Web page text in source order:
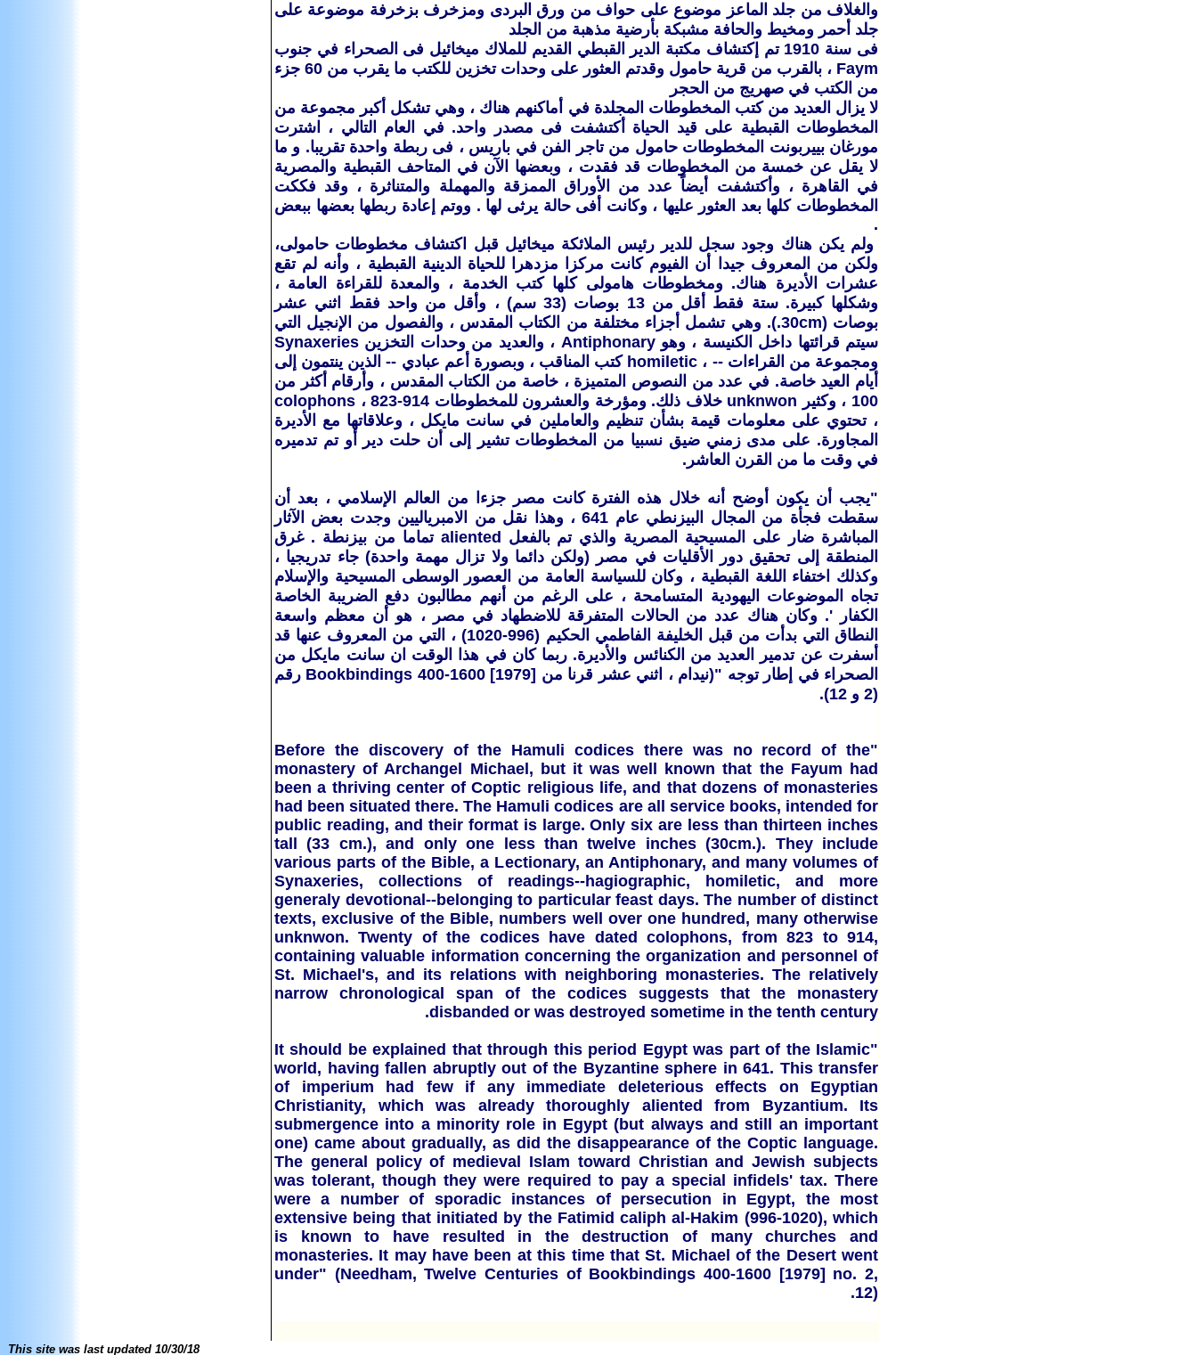
والغلاف من جلد الماعز موضوع على حواف من ورق البردى ومزخرف بزخرفة موضوعة على
جلد أحمر ومخيط والحافة مشبكة بأرضية مذهبة من الجلد
فى سنة 1910 تم إكتشاف مكتبة الدير القبطي القديم للملاك ميخائيل فى الصحراء في جنوب
Faym ، بالقرب من قرية حامول وقدتم العثور على وحدات تخزين للكتب ما يقرب من 60 جزء
من الكتب في صهريج من الحجر
لا يزال العديد من كتب المخطوطات المجلدة في أماكنهم هناك ، وهي تشكل أكبر مجموعة من
المخطوطات القبطية على قيد الحياة أكتشفت فى مصدر واحد. في العام التالي ، اشترت
مورغان بييربونت المخطوطات حامول من تاجر الفن في باريس ، فى ربطة واحدة تقريبا. و ما
لا يقل عن خمسة من المخطوطات قد فقدت ، وبعضها الآن في المتاحف القبطية والمصرية
في القاهرة ، وأكتشفت أيضاً عدد من الأوراق الممزقة والمهملة والمتناثرة ، وقد فككت
المخطوطات كلها بعد العثور عليها ، وكانت أفى حالة يرثى لها . ووتم إعادة ربطها بعضها ببعض
.
ولم يكن هناك وجود سجل للدير رئيس الملائكة ميخائيل قبل اكتشاف مخطوطات حامولى،
ولكن من المعروف جيدا أن الفيوم كانت مركزا مزدهرا للحياة الدينية القبطية ، وأنه لم تقع
عشرات الأديرة هناك. ومخطوطات هامولى كلها كتب الخدمة ، والمعدة للقراءة العامة ،
وشكلها كبيرة. ستة فقط أقل من 13 بوصات (33 سم) ، وأقل من واحد فقط اثني عشر
بوصات (30cm.). وهي تشمل أجزاء مختلفة من الكتاب المقدس ، والفصول من الإنجيل التي
سيتم قرائتها داخل الكنيسة ، وهو Antiphonary ، والعديد من وحدات التخزين Synaxeries
ومجموعة من القراءات -- ، homiletic كتب المناقب ، وبصورة أعم عبادي -- الذين ينتمون إلى
أيام العيد خاصة. في عدد من النصوص المتميزة ، خاصة من الكتاب المقدس ، وأرقام أكثر من
100 ، وكثير unknwon خلاف ذلك. ومؤرخة والعشرون للمخطوطات colophons ، 823-914
، تحتوي على معلومات قيمة بشأن تنظيم والعاملين في سانت مايكل ، وعلاقاتها مع الأديرة
المجاورة. على مدى زمني ضيق نسبيا من المخطوطات تشير إلى أن حلت دير أو تم تدميره
في وقت ما من القرن العاشر.
"يجب أن يكون أوضح أنه خلال هذه الفترة كانت مصر جزءا من العالم الإسلامي ، بعد أن
سقطت فجأة من المجال البيزنطي عام 641 ، وهذا نقل من الامبرياليين وجدت بعض الآثار
المباشرة ضار على المسيحية المصرية والذي تم بالفعل aliented تماما من بيزنطة . غرق
المنطقة إلى تحقيق دور الأقليات في مصر (ولكن دائما ولا تزال مهمة واحدة) جاء تدريجيا ،
وكذلك اختفاء اللغة القبطية ، وكان للسياسة العامة من العصور الوسطى المسيحية والإسلام
تجاه الموضوعات اليهودية المتسامحة ، على الرغم من أنهم مطالبون دفع الضريبة الخاصة
الكفار '. وكان هناك عدد من الحالات المتفرقة للاضطهاد في مصر ، هو أن معظم واسعة
النطاق التي بدأت من قبل الخليفة الفاطمي الحكيم (996-1020) ، التي من المعروف عنها قد
أسفرت عن تدمير العديد من الكنائس والأديرة. ربما كان في هذا الوقت ان سانت مايكل من
الصحراء في إطار توجه "(نيدام ، اثني عشر قرنا من Bookbindings 400-1600 [1979] رقم
(2 و 12).
"Before the discovery of the Hamuli codices there was no record of the
monastery of Archangel Michael, but it was well known that the Fayum had
been a thriving center of Coptic religious life, and that dozens of monasteries
had been situated there. The Hamuli codices are all service books, intended for
public reading, and their format is large. Only six are less than thirteen inches
tall (33 cm.), and only one less than twelve inches (30cm.). They include
various parts of the Bible, a Lectionary, an Antiphonary, and many volumes of
Synaxeries, collections of readings--hagiographic, homiletic, and more
generaly devotional--belonging to particular feast days. The number of distinct
texts, exclusive of the Bible, numbers well over one hundred, many otherwise
unknwon. Twenty of the codices have dated colophons, from 823 to 914,
containing valuable information concerning the organization and personnel of
St. Michael's, and its relations with neighboring monasteries. The relatively
narrow chronological span of the codices suggests that the monastery
disbanded or was destroyed sometime in the tenth century.
"It should be explained that through this period Egypt was part of the Islamic
world, having fallen abruptly out of the Byzantine sphere in 641. This transfer
of imperium had few if any immediate deleterious effects on Egyptian
Christianity, which was already thoroughly aliented from Byzantium. Its
submergence into a minority role in Egypt (but always and still an important
one) came about gradually, as did the disappearance of the Coptic language.
The general policy of medieval Islam toward Christian and Jewish subjects
was tolerant, though they were required to pay a special infidels' tax. There
were a number of sporadic instances of persecution in Egypt, the most
extensive being that initiated by the Fatimid caliph al-Hakim (996-1020), which
is known to have resulted in the destruction of many churches and
monasteries. It may have been at this time that St. Michael of the Desert went
under" (Needham, Twelve Centuries of Bookbindings 400-1600 [1979] no. 2,
12).
This site was last updated 10/30/18